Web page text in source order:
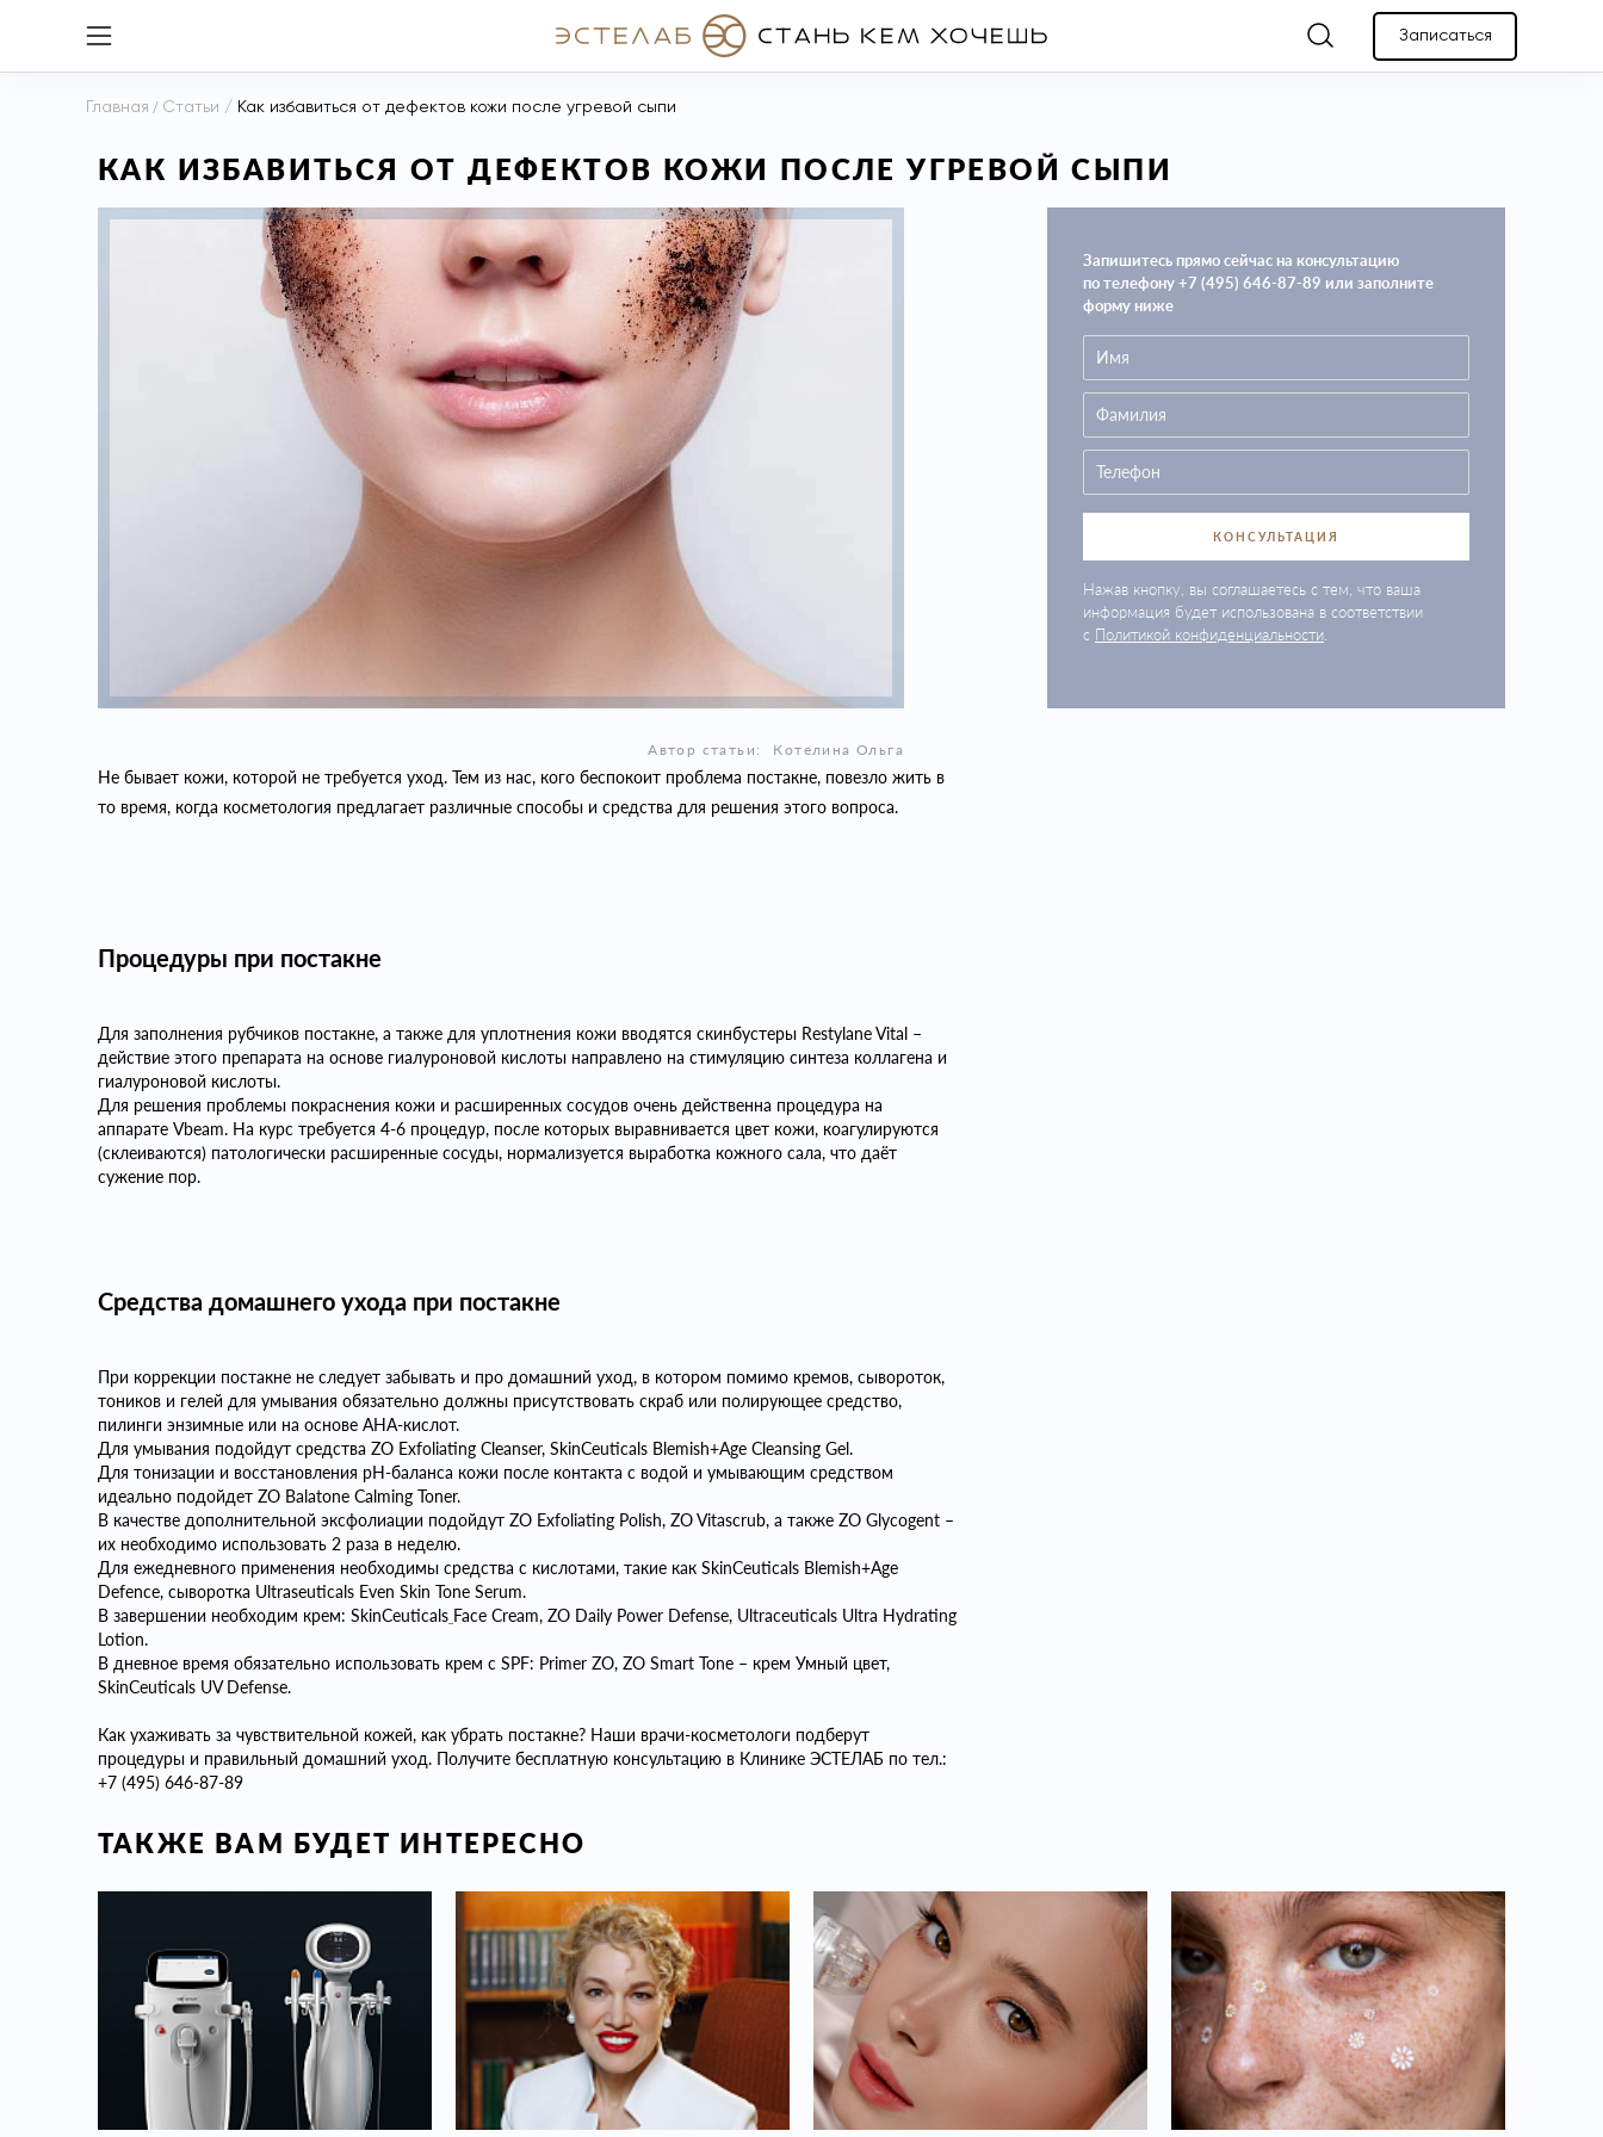
Записаться
Главная / Статьи / Как избавиться от дефектов кожи после угревой сыпи
КАК ИЗБАВИТЬСЯ ОТ ДЕФЕКТОВ КОЖИ ПОСЛЕ УГРЕВОЙ СЫПИ
Автор статьи: Котелина Ольга
Запишитесь прямо сейчас на консультацию
по телефону +7 (495) 646-87-89 или заполните
форму ниже
КОНСУЛЬТАЦИЯ
Нажав кнопку, вы соглашаетесь с тем, что ваша
информация будет использована в соответствии
с Политикой конфиденциальности
Не бывает кожи, которой не требуется уход. Тем из нас, кого беспокоит проблема постакне, повезло жить в
то время, когда косметология предлагает различные способы и средства для решения этого вопроса.
Процедуры при постакне
Для заполнения рубчиков постакне, а также для уплотнения кожи вводятся скинбустеры Restylane Vital –
действие этого препарата на основе гиалуроновой кислоты направлено на стимуляцию синтеза коллагена и
гиалуроновой кислоты.
Для решения проблемы покраснения кожи и расширенных сосудов очень действенна процедура на
аппарате Vbeam. На курс требуется 4-6 процедур, после которых выравнивается цвет кожи, коагулируются
(склеиваются) патологически расширенные сосуды, нормализуется выработка кожного сала, что даёт
сужение пор.
Средства домашнего ухода при постакне
При коррекции постакне не следует забывать и про домашний уход, в котором помимо кремов, сывороток,
тоников и гелей для умывания обязательно должны присутствовать скраб или полирующее средство,
пилинги энзимные или на основе АНА-кислот.
Для умывания подойдут средства ZO Exfoliating Cleanser, SkinCeuticals Blemish+Age Cleansing Gel.
Для тонизации и восстановления pH-баланса кожи после контакта с водой и умывающим средством
идеально подойдет ZO Balatone Calming Toner.
В качестве дополнительной эксфолиации подойдут ZO Exfoliating Polish, ZO Vitascrub, а также ZO Glycogent –
их необходимо использовать 2 раза в неделю.
Для ежедневного применения необходимы средства с кислотами, такие как SkinСeuticals Blemish+Age
Defence, сыворотка Ultraseuticals Even Skin Tone Serum.
В завершении необходим крем: SkinCeuticals Face Cream, ZO Daily Power Defense, Ultraceuticals Ultra Hydrating
Lotion.
В дневное время обязательно использовать крем с SPF: Primer ZO, ZO Smart Tone – крем Умный цвет,
SkinСeuticals UV Defense.
Как ухаживать за чувствительной кожей, как убрать постакне? Наши врачи-косметологи подберут
процедуры и правильный домашний уход. Получите бесплатную консультацию в Клинике ЭСТЕЛАБ по тел.:
+7 (495) 646-87-89
ТАКЖЕ ВАМ БУДЕТ ИНТЕРЕСНО